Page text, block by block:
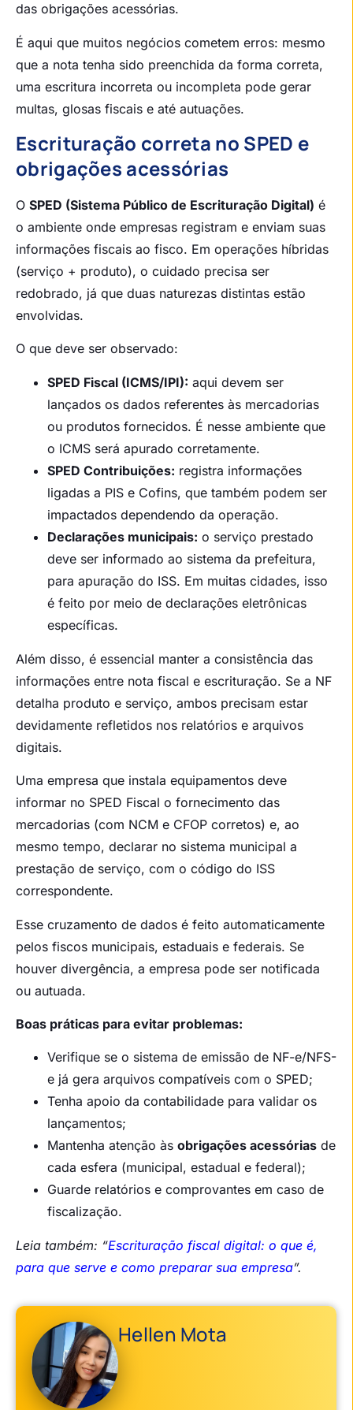
das obrigações acessórias.
É aqui que muitos negócios cometem erros: mesmo
que a nota tenha sido preenchida da forma correta,
uma escritura incorreta ou incompleta pode gerar
multas, glosas fiscais e até autuações.
Escrituração correta no SPED e
obrigações acessórias
O SPED (Sistema Público de Escrituração Digital) é
o ambiente onde empresas registram e enviam suas
informações fiscais ao fisco. Em operações híbridas
(serviço + produto), o cuidado precisa ser
redobrado, já que duas naturezas distintas estão
envolvidas.
O que deve ser observado:
SPED Fiscal (ICMS/IPI): aqui devem ser
lançados os dados referentes às mercadorias
ou produtos fornecidos. É nesse ambiente que
o ICMS será apurado corretamente.
SPED Contribuições: registra informações
ligadas a PIS e Cofins, que também podem ser
impactados dependendo da operação.
Declarações municipais: o serviço prestado
deve ser informado ao sistema da prefeitura,
para apuração do ISS. Em muitas cidades, isso
é feito por meio de declarações eletrônicas
específicas.
Além disso, é essencial manter a consistência das
informações entre nota fiscal e escrituração. Se a NF
detalha produto e serviço, ambos precisam estar
devidamente refletidos nos relatórios e arquivos
digitais.
Uma empresa que instala equipamentos deve
informar no SPED Fiscal o fornecimento das
mercadorias (com NCM e CFOP corretos) e, ao
mesmo tempo, declarar no sistema municipal a
prestação de serviço, com o código do ISS
correspondente.
Esse cruzamento de dados é feito automaticamente
pelos fiscos municipais, estaduais e federais. Se
houver divergência, a empresa pode ser notificada
ou autuada.
Boas práticas para evitar problemas:
Verifique se o sistema de emissão de NF-e/NFS-
e já gera arquivos compatíveis com o SPED;
Tenha apoio da contabilidade para validar os
lançamentos;
Mantenha atenção às obrigações acessórias de
cada esfera (municipal, estadual e federal);
Guarde relatórios e comprovantes em caso de
fiscalização.
Leia também: “Escrituração fiscal digital: o que é,
para que serve e como preparar sua empresa”.
Hellen Mota